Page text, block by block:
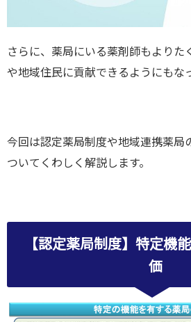
さらに、薬局にいる薬剤師もよりた
や地域住民に貢献できるようにもな
今回は認定薬局制度や地域連携薬局
ついてくわしく解説します。
【認定薬局制度】特定機
価